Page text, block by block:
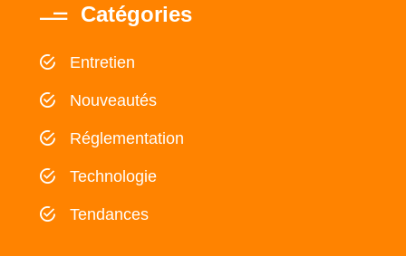
Catégories
Entretien
Nouveautés
Réglementation
Technologie
Tendances